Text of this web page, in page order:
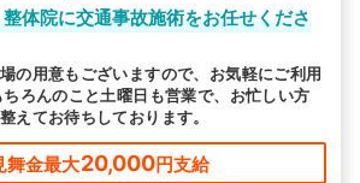
体院に交通事故施術をお任せくださ
の用意もございますので、お気軽にご利用
ろんのこと土曜日も営業で、お忙しい方
えてお待ちしております。
舞金最大20,000円支給